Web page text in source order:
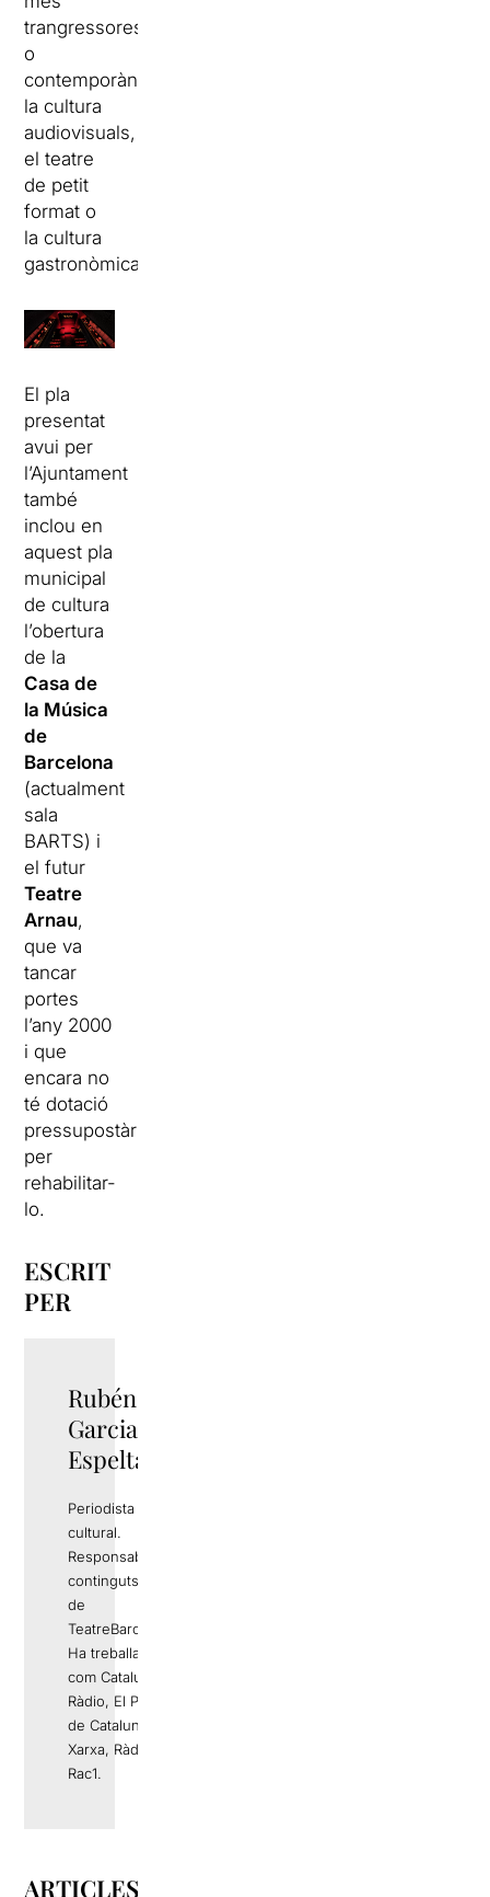
trangressores
o
contemporànies,
la cultura
audiovisuals,
el teatre
de petit
format o
la cultura
gastronòmica.
El pla
presentat
avui per
l’Ajuntament
també
inclou en
aquest pla
municipal
de cultura
l’obertura
de la
Casa de
la Música
de
Barcelona
(actualment
sala
BARTS) i
el futur
Teatre
Arnau,
que va
tancar
portes
l’any 2000
i que
encara no
té dotació
pressupostària
per
rehabilitar-
lo.
ESCRIT
PER
Rubén
Garcia
Espelta
Periodista i gestor
cultural.
Responsable de
continguts editorials
de
TeatreBarcelona.com
Ha treballat a mitjans
com Catalunya
Ràdio, El Periódico
de Catalunya, La
Xarxa, Ràdio 4 o
Rac1.
ARTICLES